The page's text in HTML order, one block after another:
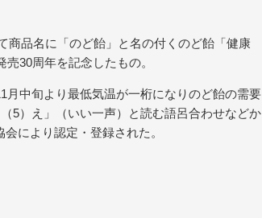
商品名に「のど飴」と名の付くのど飴「健康
30周年を記念したもの。
月中旬より最低気温が一桁になりのど飴の需要
5）え」（いい一声）と読む語呂合わせなどか
により認定・登録された。